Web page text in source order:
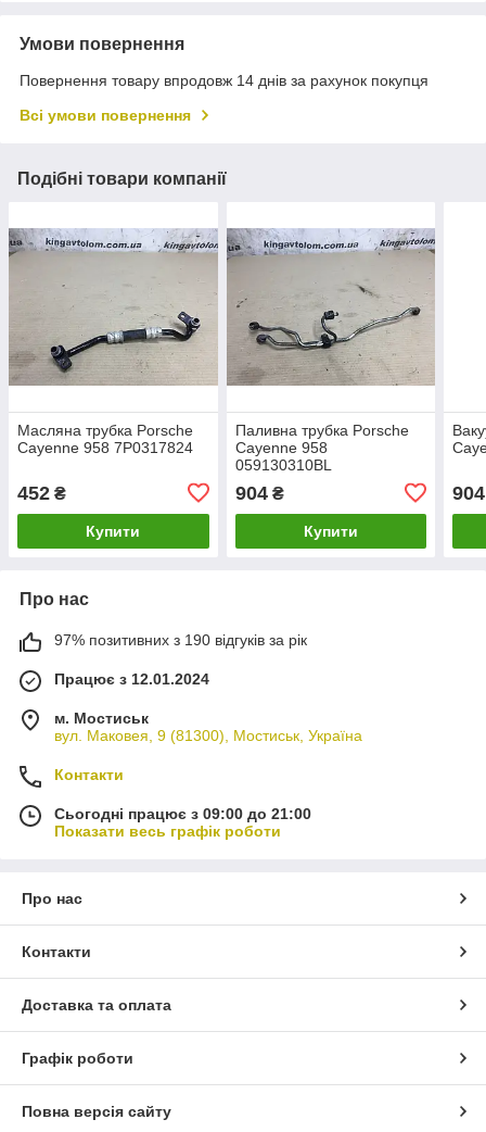
Умови повернення
Повернення товару впродовж 14 днів за рахунок покупця
Всі умови повернення
Подібні товари компанії
Масляна трубка Porsche
Cayenne 958 7P0317824
452 ₴
Купити
Паливна трубка Porsche
Cayenne 958
059130310BL
904₴
Купити
904
Про нас
97% позитивних з 190 відгуків за рік
Працює з 12.01.2024
м. Мостиськ
вул. Маковея, 9 (81300), Мостиськ, Україна
Контакти
Сьогодні працює з 09:00 до 21:00
Показати весь графік роботи
Про нас
Контакти
Доставка та оплата
Графік роботи
Повна версія сайту